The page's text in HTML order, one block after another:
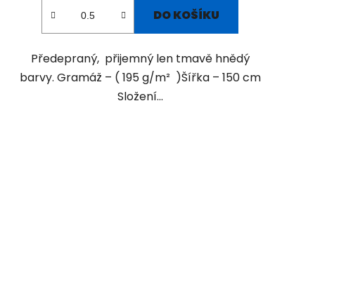
DO KOŠÍKU
Předepraný, přijemný len tmavě hnědý
barvy. Gramáž – ( 195 g/m² )Šířka – 150 cm
Složení...